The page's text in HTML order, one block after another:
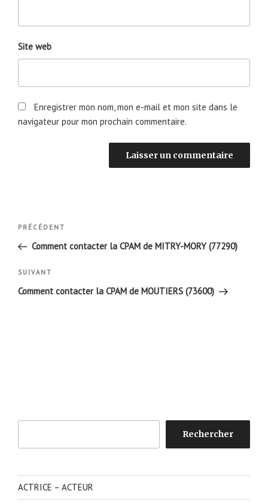
Site web
Enregistrer mon nom, mon e-mail et mon site dans le
navigateur pour mon prochain commentaire.
Navigation
l’article
Article
précédent
PRÉCÉDENT
Comment contacter la CPAM de MITRY-MORY (77290)
Article
suivant
SUIVANT
Comment contacter la CPAM de MOUTIERS (73600)
Rechercher
ACTRICE – ACTEUR